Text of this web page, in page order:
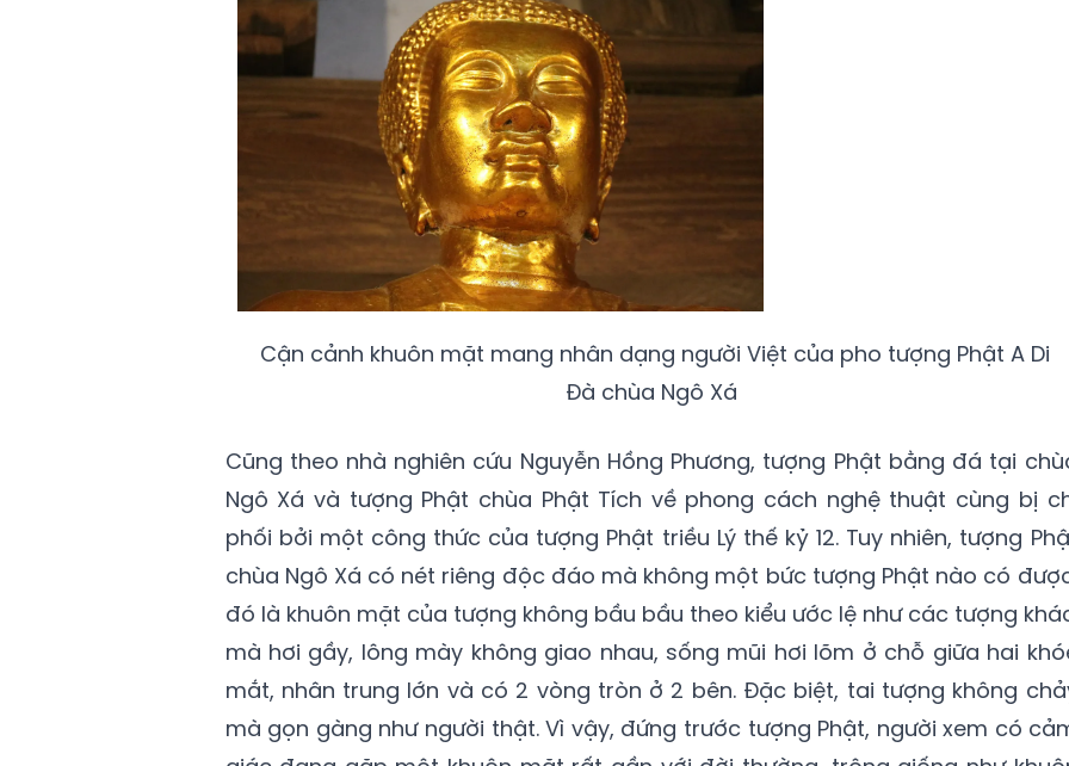
Cận cảnh khuôn mặt mang nhân dạng người Việt của pho tượng Phật A Di
Đà chùa Ngô Xá
Cũng theo nhà nghiên cứu Nguyễn Hồng Phương, tượng Phật bằng đá tại
Ngô Xá và tượng Phật chùa Phật Tích về phong cách nghệ thuật cùng bị
phối bởi một công thức của tượng Phật triều Lý thế kỷ 12. Tuy nhiên, tượng
chùa Ngô Xá có nét riêng độc đáo mà không một bức tượng Phật nào có
đó là khuôn mặt của tượng không bầu bầu theo kiểu ước lệ như các tượng
mà hơi gầy, lông mày không giao nhau, sống mũi hơi lõm ở chỗ giữa hai
mắt, nhân trung lớn và có 2 vòng tròn ở 2 bên. Đặc biệt, tai tượng không
mà gọn gàng như người thật. Vì vậy, đứng trước tượng Phật, người xem có